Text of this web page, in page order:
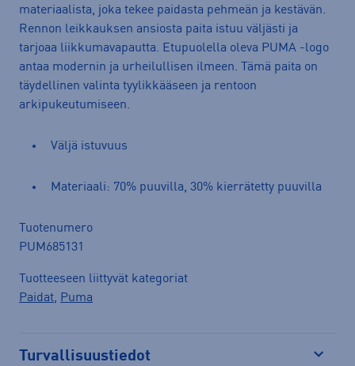
materiaalista, joka tekee paidasta pehmeän ja kestävän.
Rennon leikkauksen ansiosta paita istuu väljästi ja
tarjoaa liikkumavapautta. Etupuolella oleva PUMA -logo
antaa modernin ja urheilullisen ilmeen. Tämä paita on
täydellinen valinta tyylikkääseen ja rentoon
arkipukeutumiseen.
Väljä istuvuus
Materiaali: 70% puuvilla, 30% kierrätetty puuvilla
Tuotenumero
PUM685131
Tuotteeseen liittyvät kategoriat
Paidat, Puma
Turvallisuustiedot